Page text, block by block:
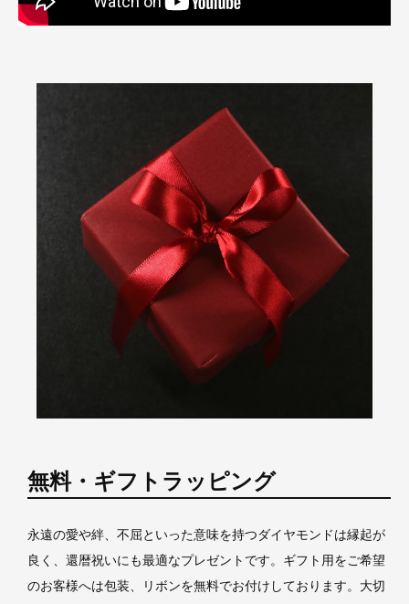
無料・ギフトラッピング
永遠の愛や絆、不屈といった意味を持つダイヤモンドは縁起が
良く、還暦祝いにも最適なプレゼントです。ギフト用をご希望
のお客様へは包装、リボンを無料でお付けしております。大切